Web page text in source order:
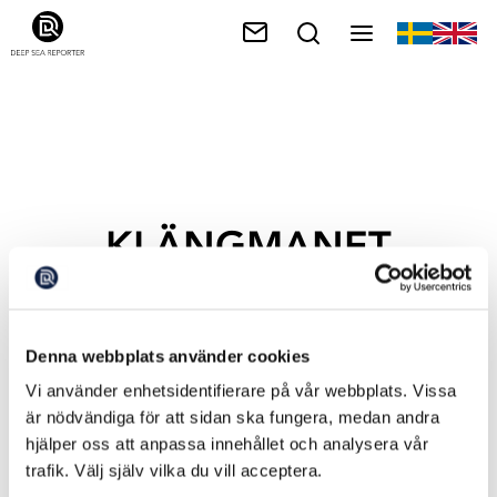
Denna webbplats använder cookies
Vi använder enhetsidentifierare på vår webbplats. Vissa
är nödvändiga för att sidan ska fungera, medan andra
hjälper oss att anpassa innehållet och analysera vår
trafik. Välj själv vilka du vill acceptera.
KLÄNGMANET